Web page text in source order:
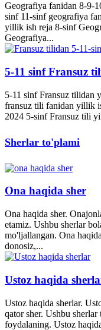
Geografiya fanidan 8-9-
sinf 11-sinf geografiya
yillik ish reja 8-sinf
Geografiya...
5-11 sinf Fransuz
5-11 sinf Fransuz tilidan
fransuz tili fanidan yillik
2024 5-sinf Fransuz tili
Sherlar to'plami
Ona haqida sher
Ona haqida sher.
etamiz. Ushbu sherlar
mo'ljallangan. Ona
donosiz,...
Ustoz haqida
Ustoz haqida sherlar.
qator sher. Ushbu
foydalaning. Ustoz